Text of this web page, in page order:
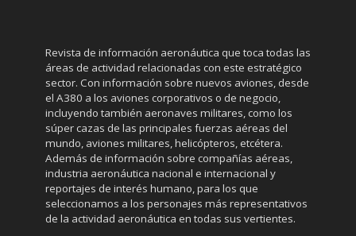
Revista de información aeronáutica que toca todas las
áreas de actividad relacionadas con este estratégico
sector. Con información sobre nuevos aviones, desde
el A380 a los aviones corporativos o de negocio,
incluyendo también aeronaves militares, como los
súper cazas de las principales fuerzas aéreas del
mundo, aviones militares, helicópteros, etcétera.
Además de información sobre compañías aéreas,
industria aeronáutica nacional e internacional y
reportajes de interés humano, para los que
seleccionamos a los personajes más representativos
de la actividad aeronáutica en todas sus vertientes.